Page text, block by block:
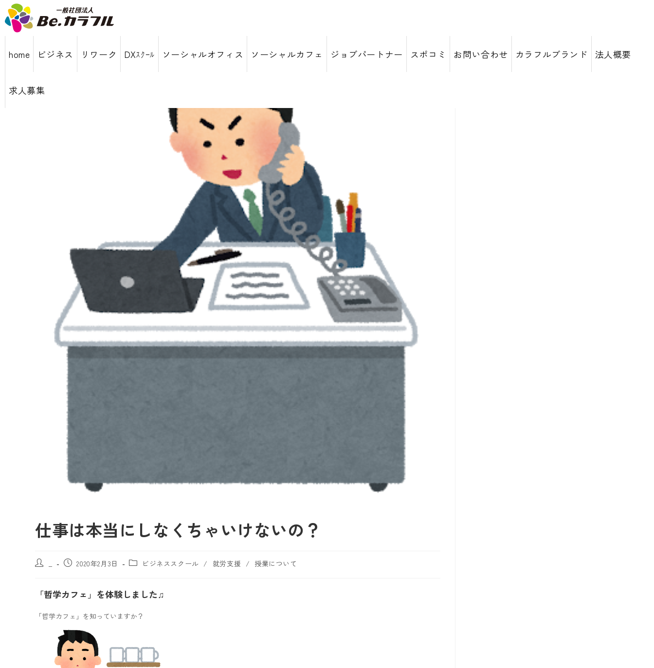
home ビジネス リワーク DXｽｸｰﾙ ソーシャルオフィス ソーシャルカフェ ジョブパートナー スポコミ お問い合わせ カラフルブランド 法人概要
求人募集
仕事は本当にしなくちゃいけないの？
2020年2月3日 ビジネススクール / 就労支援 / 授業について
「哲学カフェ」を体験しました♫
「哲学カフェ」を知っていますか？